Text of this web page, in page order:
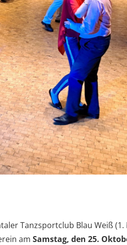
Tanzsportclub Blau Weiß (1.
am Samstag, den 25.